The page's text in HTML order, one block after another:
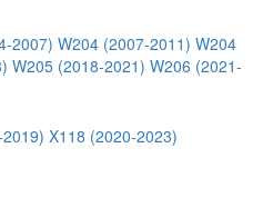
2007) W204 (2007-2011) W204
W205 (2018-2021) W206 (2021-
X118 (2020-2023)